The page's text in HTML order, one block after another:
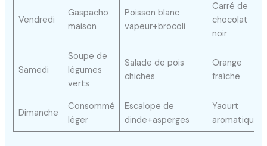
Vendredi
Gaspacho
maison
Poisson blanc
vapeur+brocoli
Carré de
chocolat
noir
Samedi
Soupe de
légumes
verts
Salade de pois
chiches
Orange
fraîche
Dimanche
Consommé
léger
Escalope de
dinde+asperges
Yaourt
aromatique